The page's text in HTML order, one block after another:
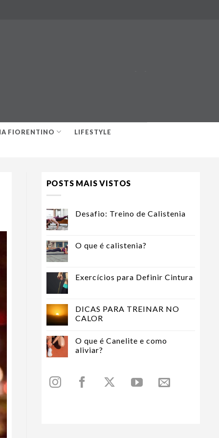
FIORENTINO LIFESTYLE
POSTS MAIS VISTOS
Desafio: Treino de Calistenia
O que é calistenia?
Exercícios para Definir Cintura
DICAS PARA TREINAR NO
CALOR
O que é Canelite e como
aliviar?